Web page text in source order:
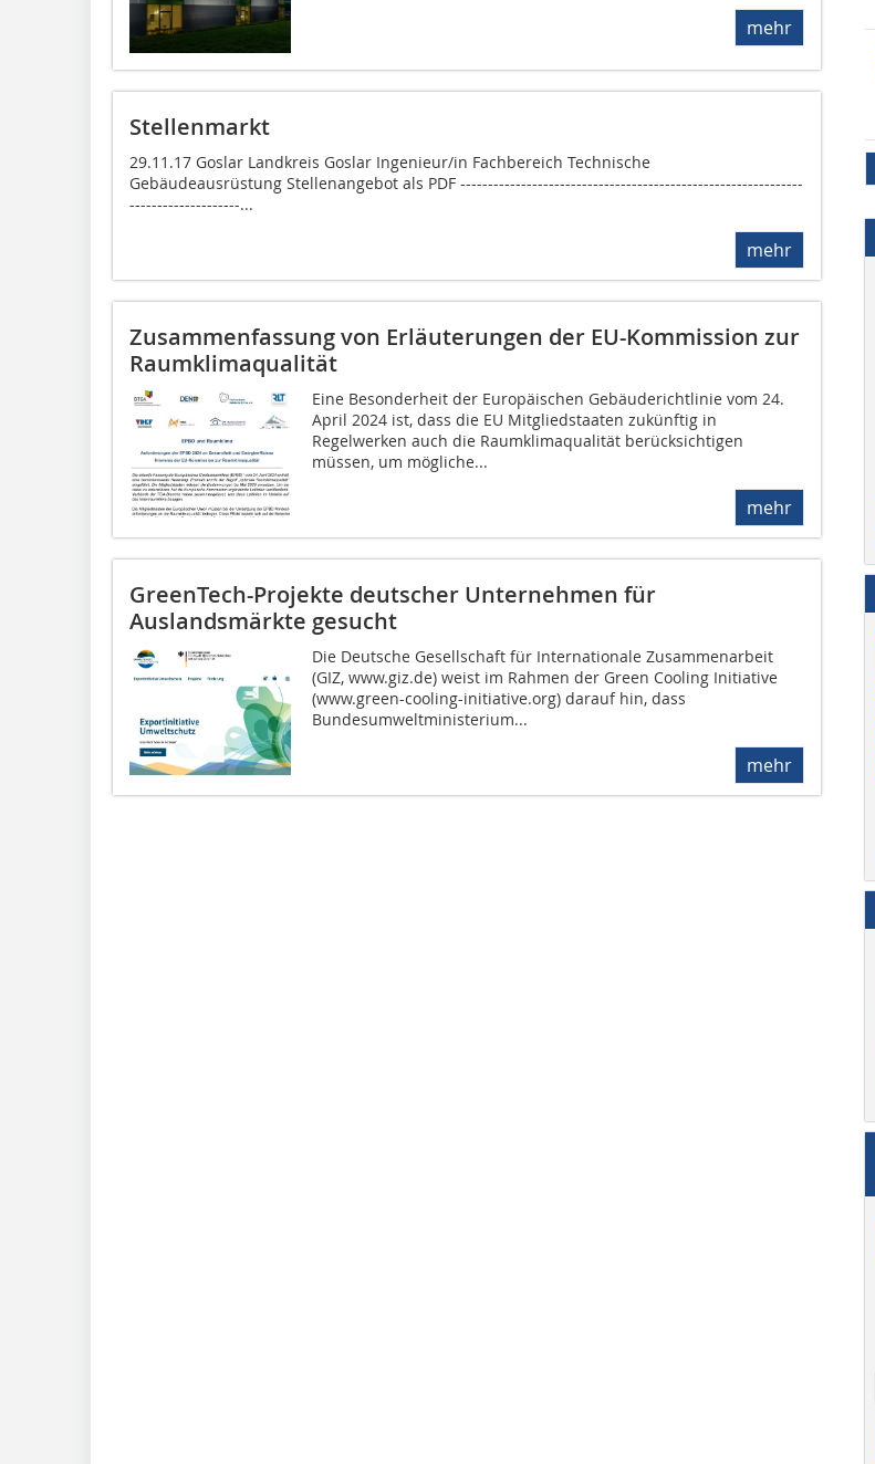
mehr
Stellenmarkt
29.11.17 Goslar Landkreis Goslar Ingenieur/in Fachbereich Technische
Gebäudeausrüstung Stellenangebot als PDF --------------------------------------------------------------
--------------------...
mehr
Zusammenfassung von Erläuterungen der EU-Kommission zur
Raumklimaqualität
Eine Besonderheit der Europäischen Gebäuderichtlinie vom 24.
April 2024 ist, dass die EU Mitgliedstaaten zukünftig in
Regelwerken auch die Raumklimaqualität berücksichtigen
müssen, um mögliche...
mehr
GreenTech-Projekte deutscher Unternehmen für
Auslandsmärkte gesucht
Die Deutsche Gesellschaft für Internationale Zusammenarbeit
(GIZ, www.giz.de) weist im Rahmen der Green Cooling Initiative
(www.green-cooling-initiative.org) darauf hin, dass
Bundesumweltministerium...
mehr